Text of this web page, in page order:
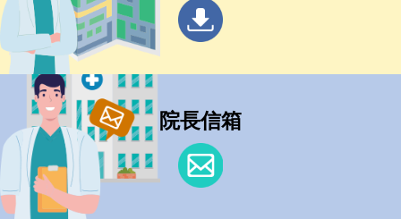
院長信箱